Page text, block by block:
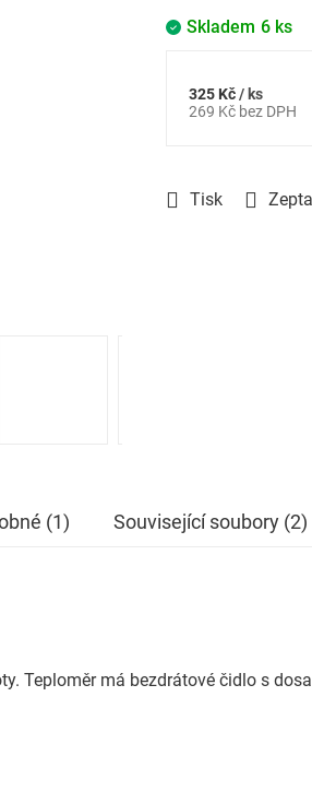
Skladem 6 ks
Tisk
325 Kč/ ks
269 Kč bez DPH
Měrná
(1) Související soubory (2)
Teploměr má bezdrátové čidlo s